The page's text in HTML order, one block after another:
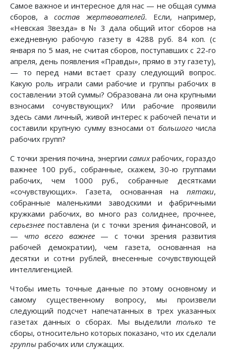
Самое важное и интересное для нас — не общая сумма
сборов, асостав жертвователей. Если, например,
«Невская Звезда» в № 3 дала общий итог сборов на
ежедневную рабочую газету в 4288 руб. 84 коп. (с
января по 5 мая, не считая сборов, поступавших с 22-го
апреля, день появления «Правды», прямо в эту газету),
— то перед нами встает сразу следующий вопрос.
Какую роль играли сами рабочие и группы рабочих в
составлении этой суммы? Образована ли она крупными
взносами сочувствующих? Или рабочие проявили
здесь сами личный, живой интерес к рабочей печати и
составили крупную сумму взносами от большогочисла
рабочих групп?
С точки зрения почина, энергии самихрабочих, гораздо
важнее 100 руб., собранные, скажем, 30-ю группами
рабочих, чем 1000 руб., собранные десятками
«сочувствующих». Газета, основанная на пятаки,
собранные маленькими заводскими и фабричными
кружками рабочих, во много раз солиднее, прочнее,
серьезнее поставлена (и с точки зрения финансовой, и
— что всего важнее— с точки зрения развития
рабочей демократии), чем газета, основанная на
десятки и сотни рублей, внесенные сочувствующей
интеллигенцией.
Чтобы иметь точные данные по этому основному и
самому существенному вопросу, мы произвели
следующий подсчет напечатанных в трех указанных
газетах данных о сборах. Мы выделили толькоте
сборы, относительно которых показано, что их сделали
группы рабочих или служащих.